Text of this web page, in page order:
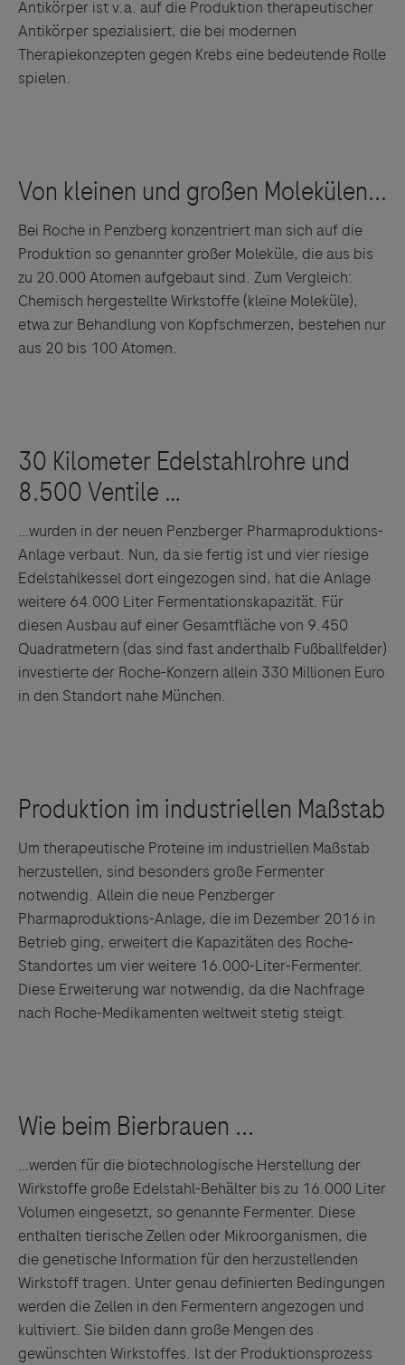
Antikörper ist v.a. auf die Produktion therapeutischer
Antikörper spezialisiert, die bei modernen
Therapiekonzepten gegen Krebs eine bedeutende Rolle
spielen.
Bei Roche in Penzberg konzentriert man sich auf die
Produktion so genannter großer Moleküle, die aus bis
zu 20.000 Atomen aufgebaut sind. Zum Vergleich:
Chemisch hergestellte Wirkstoffe (kleine Moleküle),
etwa zur Behandlung von Kopfschmerzen, bestehen nur
aus 20 bis 100 Atomen.
…wurden in der neuen Penzberger Pharmaproduktions-
Anlage verbaut. Nun, da sie fertig ist und vier riesige
Edelstahlkessel dort eingezogen sind, hat die Anlage
weitere 64.000 Liter Fermentationskapazität. Für
diesen Ausbau auf einer Gesamtfläche von 9.450
Quadratmetern (das sind fast anderthalb Fußballfelder)
investierte der Roche-Konzern allein 330 Millionen Euro
in den Standort nahe München.
Um therapeutische Proteine im industriellen Maßstab
herzustellen, sind besonders große Fermenter
notwendig. Allein die neue Penzberger
Pharmaproduktions-Anlage, die im Dezember 2016 in
Betrieb ging, erweitert die Kapazitäten des Roche-
Standortes um vier weitere 16.000-Liter-Fermenter.
Diese Erweiterung war notwendig, da die Nachfrage
nach Roche-Medikamenten weltweit stetig steigt.
…werden für die biotechnologische Herstellung der
Wirkstoffe große Edelstahl-Behälter bis zu 16.000 Liter
Volumen eingesetzt, so genannte Fermenter. Diese
enthalten tierische Zellen oder Mikroorganismen, die
die genetische Information für den herzustellenden
Wirkstoff tragen. Unter genau definierten Bedingungen
werden die Zellen in den Fermentern angezogen und
kultiviert. Sie bilden dann große Mengen des
gewünschten Wirkstoffes. Ist der Produktionsprozess
Links zu Websites Dritter werden im Sinne des
Servicegedankens angeboten. Der Herausgeber äußert
keine Meinung über den Inhalt von Websites Dritter und
lehnt ausdrücklich jegliche Verantwortung für
Drittinformationen und deren Verwendung ab.